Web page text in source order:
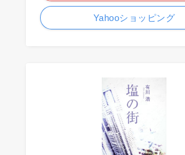
Yahooショッピング